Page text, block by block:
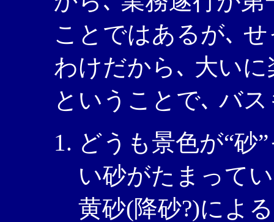
ことではあるが､
わけだから､ 大い
ということで､ バ
どうも景色が“砂
い砂がたまって
黄砂(降砂?)によ